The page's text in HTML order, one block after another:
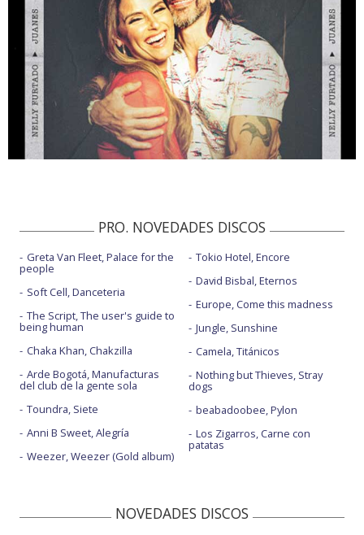
PRO. NOVEDADES DISCOS
Greta Van Fleet, Palace for the
people
Soft Cell, Danceteria
The Script, The user's guide to
being human
Chaka Khan, Chakzilla
Arde Bogotá, Manufacturas
del club de la gente sola
Toundra, Siete
Anni B Sweet, Alegría
Weezer, Weezer (Gold album)
Tokio Hotel, Encore
David Bisbal, Eternos
Europe, Come this madness
Jungle, Sunshine
Camela, Titánicos
Nothing but Thieves, Stray
dogs
beabadoobee, Pylon
Los Zigarros, Carne con
patatas
NOVEDADES DISCOS